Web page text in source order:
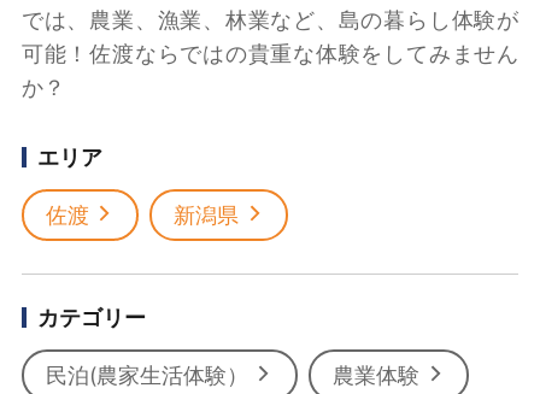
では、農業、漁業、林業など、島の暮らし体験が
可能！佐渡ならではの貴重な体験をしてみません
か？
エリア
佐渡 新潟県
カテゴリー
民泊(農家生活体験） 農業体験